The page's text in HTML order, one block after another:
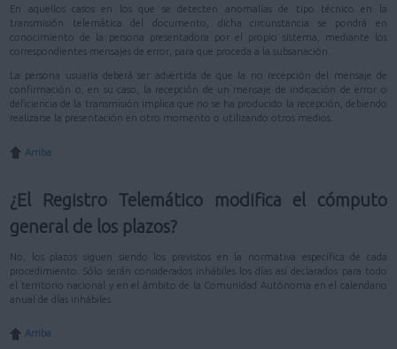
En aquellos casos en los que se detecten anomalías de tipo técnico en la
transmisión telemática del documento, dicha circunstancia se pondrá en
conocimiento de la persona presentadora por el propio sistema, mediante los
correspondientes mensajes de error, para que proceda a la subsanación.
La persona usuaria deberá ser advertida de que la no recepción del mensaje de
confirmación o, en su caso, la recepción de un mensaje de indicación de error o
deficiencia de la transmisión implica que no se ha producido la recepción, debiendo
realizarse la presentación en otro momento o utilizando otros medios.
Arriba
¿El Registro Telemático modifica el cómputo
general de los plazos?
No, los plazos siguen siendo los previstos en la normativa específica de cada
procedimiento. Sólo serán considerados inhábiles los días así declarados para todo
el territorio nacional y en el ámbito de la Comunidad Autónoma en el calendario
anual de días inhábiles.
Arriba